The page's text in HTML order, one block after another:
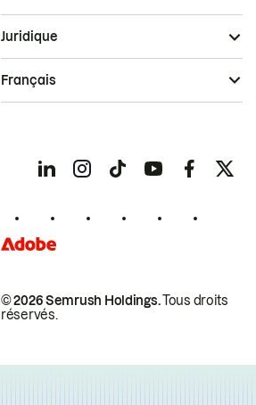
© 2026 Semrush Holdings.Tous droits
réservés.
Juridique
Français